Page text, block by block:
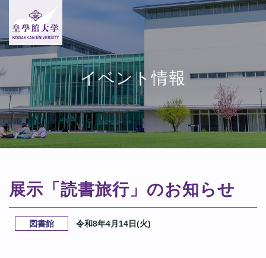
イベント情報
展示「読書旅行」のお知らせ
図書館 令和8年4月14日(火)